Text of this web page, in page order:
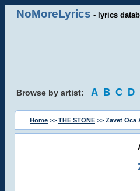
NoMoreLyrics - lyrics
Browse by artist: A B C D
Home >> THE STONE >> Zavet Oca